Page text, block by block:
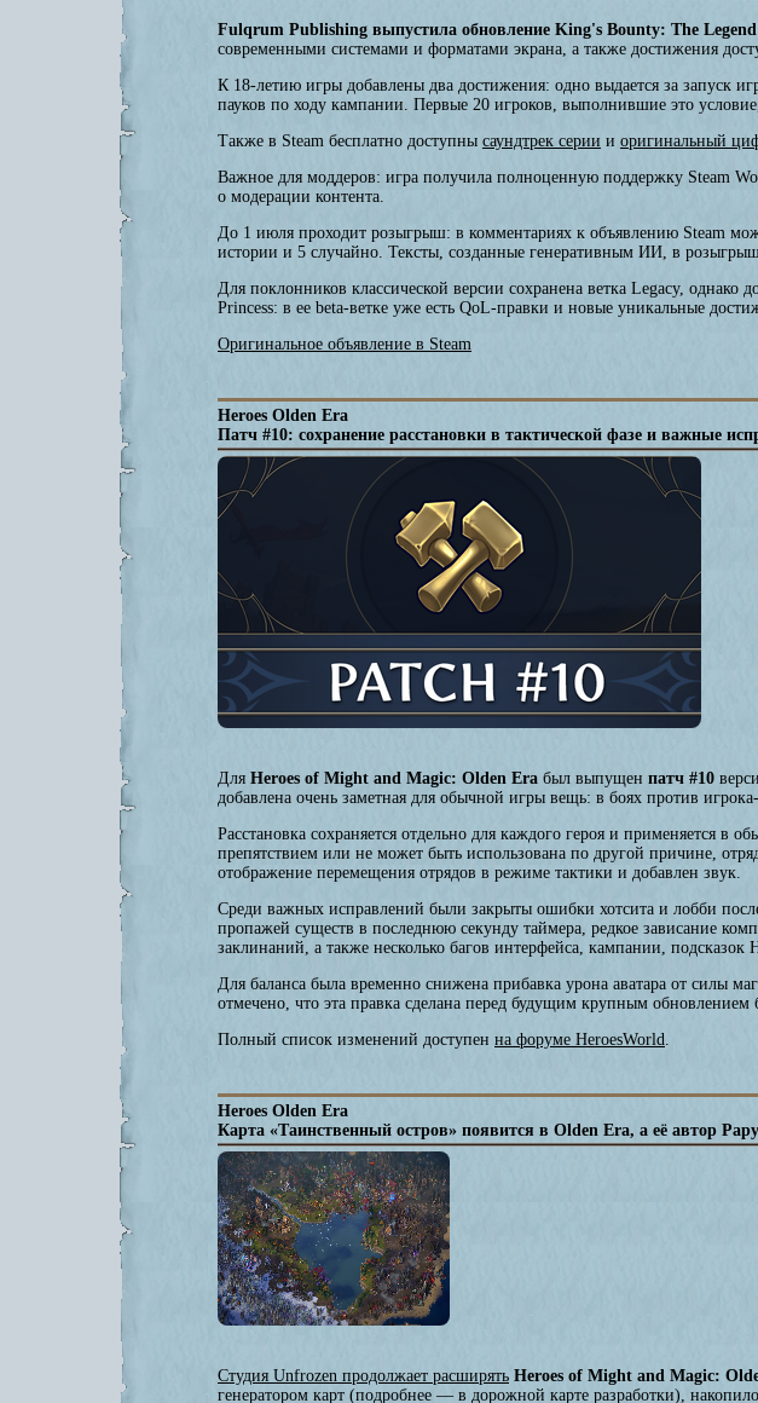
Fulqrum Publishing выпустила обновление King's Bounty: The Legend
современными системами и форматами экрана, а также достижения
К 18-летию игры добавлены два достижения: одно выдается за запуск
пауков по ходу кампании. Первые 20 игроков, выполнившие это
Также в Steam бесплатно доступны саундтрек серии и оригинальный
Важное для моддеров: игра получила полноценную поддержку Steam
о модерации контента.
До 1 июля проходит розыгрыш: в комментариях к объявлению Steam
истории и 5 случайно. Тексты, созданные генеративным ИИ, в
Для поклонников классической версии сохранена ветка Legacy,
Princess: в ее beta-ветке уже есть QoL-правки и новые уникальные
Оригинальное объявление в Steam
Heroes Olden Era
Патч #10: сохранение расстановки в тактической фазе и важные
Для Heroes of Might and Magic: Olden Era был выпущен патч #10
добавлена очень заметная для обычной игры вещь: в боях против
Расстановка сохраняется отдельно для каждого героя и применяется
препятствием или не может быть использована по другой причине,
отображение перемещения отрядов в режиме тактики и добавлен звук.
Среди важных исправлений были закрыты ошибки хотсита и лобби
пропажей существ в последнюю секунду таймера, редкое зависание
заклинаний, а также несколько багов интерфейса, кампании,
Для баланса была временно снижена прибавка урона аватара от силы
отмечено, что эта правка сделана перед будущим крупным обновлением
Полный список изменений доступен на форуме HeroesWorld
Heroes Olden Era
Карта «Таинственный остров» появится в Olden Era, а её автор
Студия Unfrozen продолжает расширять Heroes of Might and Magic:
генератором карт (подробнее — в дорожной карте разработки),